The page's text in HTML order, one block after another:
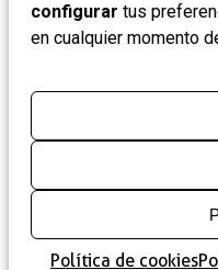
configurar tus
en cualquier momento
Política de cookies